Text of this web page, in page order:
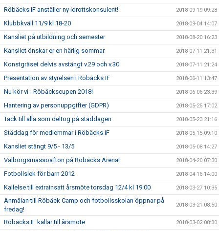
Röbäcks IF anställer ny idrottskonsulent! 2018-09-19 09:28
Klubbkväll 11/9 kl 18-20 2018-09-04 14:07
Kansliet på utbildning och semester 2018-08-20 16:23
Kansliet önskar er en härlig sommar 2018-07-11 21:31
Konstgräset delvis avstängt v.29 och v.30 2018-07-11 21:24
Presentation av styrelsen i Röbäcks IF 2018-06-11 13:47
Nu kör vi - Röbäckscupen 2018! 2018-06-06 23:39
Hantering av personuppgifter (GDPR) 2018-05-25 17:02
Tack till alla som deltog på städdagen 2018-05-23 21:16
Städdag för medlemmar i Röbäcks IF 2018-05-15 09:10
Kansliet stängt 9/5 - 13/5 2018-05-08 14:27
Valborgsmässoafton på Röbäcks Arena! 2018-04-20 07:30
Fotbollslek för barn 2012 2018-04-16 14:00
Kallelse till extrainsatt årsmöte torsdag 12/4 kl 19:00 2018-03-27 10:35
Anmälan till Röbäck Camp och fotbollsskolan öppnar på
fredag!
2018-03-21 08:50
Röbäcks IF kallar till årsmöte 2018-03-02 08:30